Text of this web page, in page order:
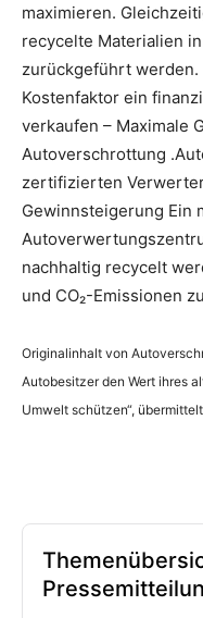
maximieren.
recycelte Materialien
zurückgeführt
Kostenfaktor ein
verkaufen – Maximale
Autoverschrottung
zertifizierten
Gewinnsteigerung Ein
nachhaltig recycelt
und CO₂-Emissionen
Originalinhalt von
Autobesitzer den Wert ihres
Umwelt schützen“,